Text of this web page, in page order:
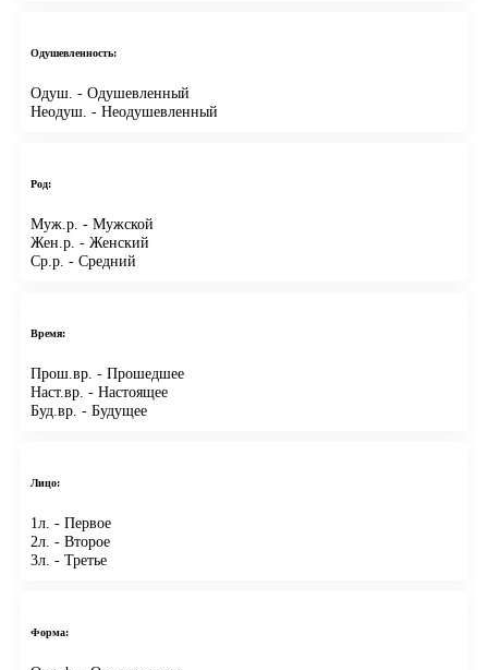
Одушевленность:
Одуш. - Одушевленный
Неодуш. - Неодушевленный
Род:
Муж.р. - Мужской
Жен.р. - Женский
Ср.р. - Средний
Время:
Прош.вр. - Прошедшее
Наст.вр. - Настоящее
Буд.вр. - Будущее
Лицо:
1л. - Первое
2л. - Второе
3л. - Третье
Форма: